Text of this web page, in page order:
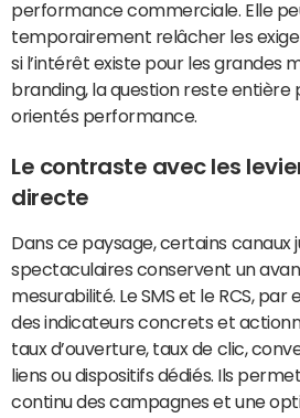
performance commerciale. Elle
temporairement relâcher les
si l’intérêt existe pour les grandes
branding, la question reste entière
orientés performance.
Le contraste avec les
directe
Dans ce paysage, certains canaux
spectaculaires conservent un
mesurabilité. Le SMS et le RCS,
des indicateurs concrets et
taux d’ouverture, taux de clic,
liens ou dispositifs dédiés. Ils
continu des campagnes et une